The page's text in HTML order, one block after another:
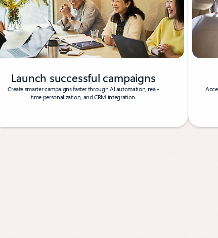
Launch successful campaigns
Create smarter campaigns faster through AI automation, real-
time personalization, and CRM integration.